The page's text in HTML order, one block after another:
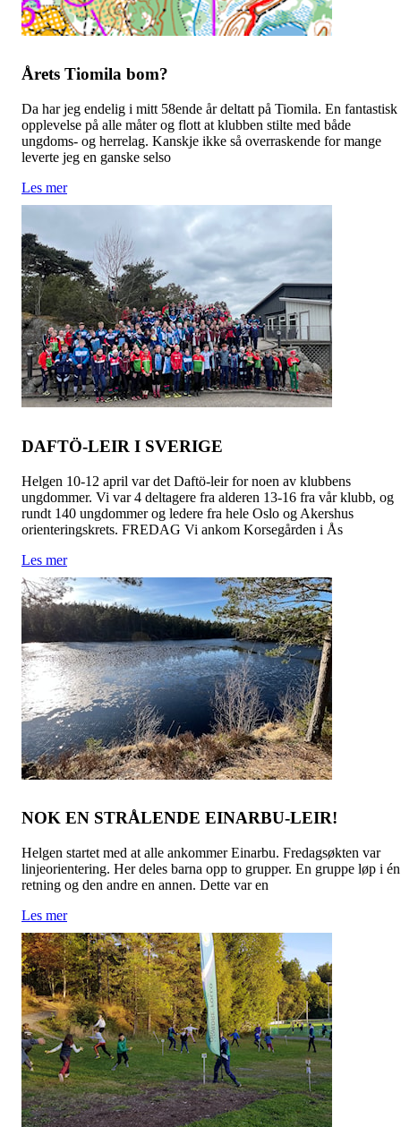
Årets Tiomila bom?
Da har jeg endelig i mitt 58ende år deltatt på Tiomila. En fantastisk
opplevelse på alle måter og flott at klubben stilte med både
ungdoms- og herrelag. Kanskje ikke så overraskende for mange
leverte jeg en ganske selso
Les mer
DAFTÖ-LEIR I SVERIGE
Helgen 10-12 april var det Daftö-leir for noen av klubbens
ungdommer. Vi var 4 deltagere fra alderen 13-16 fra vår klubb, og
rundt 140 ungdommer og ledere fra hele Oslo og Akershus
orienteringskrets. FREDAG Vi ankom Korsegården i Ås
Les mer
NOK EN STRÅLENDE EINARBU-LEIR!
Helgen startet med at alle ankommer Einarbu. Fredagsøkten var
linjeorientering. Her deles barna opp to grupper. En gruppe løp i én
retning og den andre en annen. Dette var en
Les mer